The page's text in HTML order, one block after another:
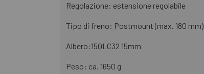
Regolazione: estensione regolabile
Tipo di freno: Postmount (max. 180 mm)
Albero:15QLC32 15mm
Peso: ca. 1650 g